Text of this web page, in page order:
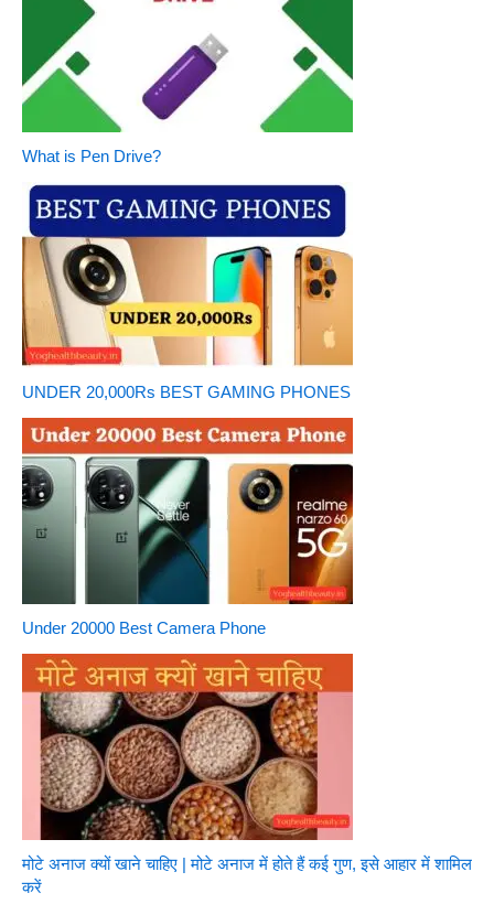
What is Pen Drive?
UNDER 20,000Rs BEST GAMING PHONES
Under 20000 Best Camera Phone
मोटे अनाज क्यों खाने चाहिए | मोटे अनाज में होते हैं कई गुण, इसे आहार में शामिल
करें